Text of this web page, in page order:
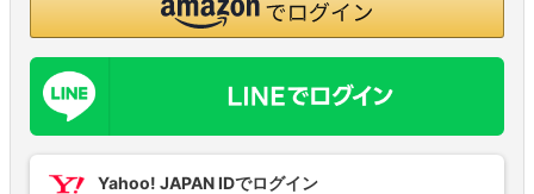
Yahoo! JAPAN IDでログイン